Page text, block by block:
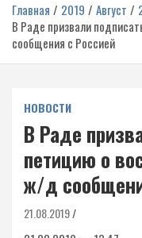
Главная 2019 Август
В Раде призвали
сообщения с Россией
НОВОСТИ
В Раде
петицию о
ж/д
21.08.2019